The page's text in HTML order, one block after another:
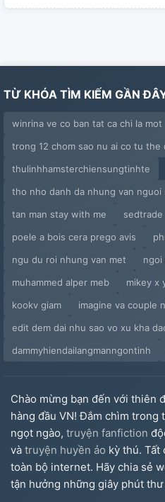
TỪ KHÓA TÌM KIẾM GẦN
winrina ve co ban tat ca chi la mot
trong 12 chom sao nu ai co tu the
thulinhhamsterchiensungtinhte
tho nho danh da nhung van nguoi
tan man stay with me
sedtrade
poele a bois cera prego avis
ngu du roi nhung van met
ngoi
muhammed alper meb
mikey x
kookv giam
imagine va couple
edit dem dai nhu sao vo xu kha
dammyhiendailangmanngontinh
Chào mừng bạn đến với thiên
hàng đầu VN! Đắm chìm trong
ngọt ngào, truyện fanfiction
và truyện huyền ảo kỳ thú. Tất
toàn bộ internet. Hãy chia sẻ
tận hưởng những giây phút